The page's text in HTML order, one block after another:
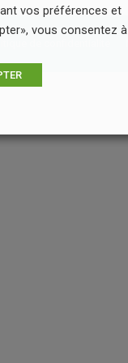
vos préférences et
vous consentez à